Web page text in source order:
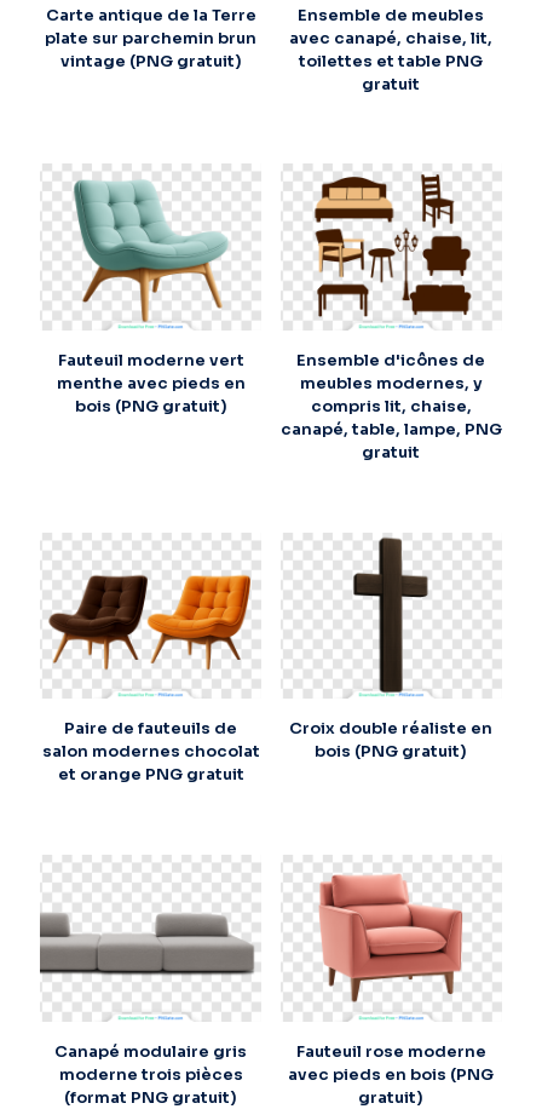
Carte antique de la Terre
plate sur parchemin brun
vintage (PNG gratuit)
Ensemble de meubles
avec canapé, chaise, lit,
toilettes et table PNG
gratuit
Fauteuil moderne vert
menthe avec pieds en
bois (PNG gratuit)
Ensemble d'icônes de
meubles modernes, y
compris lit, chaise,
canapé, table, lampe, PNG
gratuit
Paire de fauteuils de
salon modernes chocolat
et orange PNG gratuit
Croix double réaliste en
bois (PNG gratuit)
Canapé modulaire gris
moderne trois pièces
(format PNG gratuit)
Fauteuil rose moderne
avec pieds en bois (PNG
gratuit)